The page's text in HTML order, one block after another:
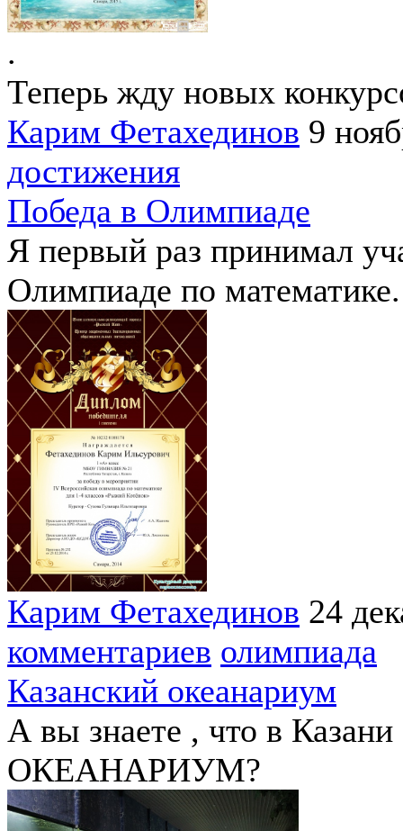
.
Теперь жду новых
Карим Фетахединов 9
достижения
Победа в Олимпиаде
Я первый раз принимал
Олимпиаде по
Карим Фетахединов 24
комментариев олимпиада
Казанский океанариум
А вы знаете , что в Казани
ОКЕАНАРИУМ?